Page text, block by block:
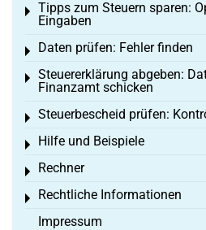
Tipps zum Steuern sparen:
Eingaben
Toggle menu
Daten prüfen: Fehler finden
Toggle menu
Steuererklärung abgeben:
Finanzamt schicken
Toggle menu
Steuerbescheid prüfen:
Toggle menu
Hilfe und Beispiele
Toggle menu
Rechner
Toggle menu
Rechtliche Informationen
Toggle menu
Impressum